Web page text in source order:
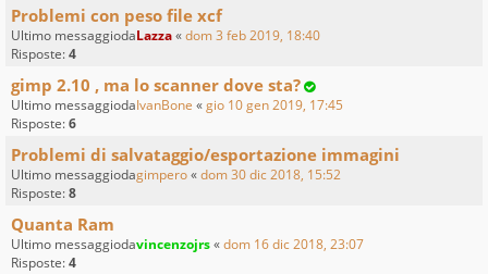
Problemi con peso file xcf
Ultimo messaggiodaLazza«dom 3 feb 2019, 18:40
Risposte:4
gimp 2.10 , ma lo scanner dove sta?
Ultimo messaggiodaIvanBone «gio 10 gen 2019, 17:45
Risposte:6
Problemi di salvataggio/esportazione immagini
Ultimo messaggiodagimpero«dom 30 dic 2018, 15:52
Risposte:8
Quanta Ram
Ultimo messaggiodavincenzojrs«dom 16 dic 2018, 23:07
Risposte:4